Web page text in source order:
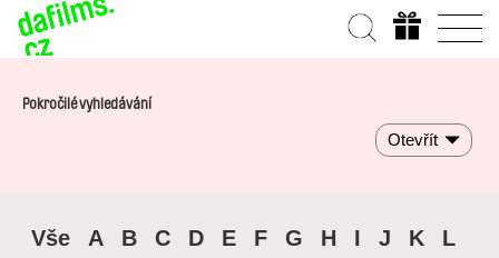
Pokročilé vyhledávání
Otevřít
Vše A B C D E F G H I J K
L